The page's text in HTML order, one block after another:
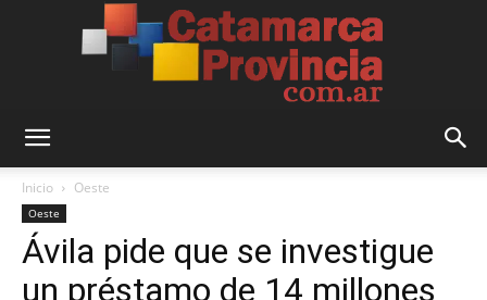
Provincia
Inicio Oeste
Oeste
Ávila pide que se investigue
un préstamo de 14 millones